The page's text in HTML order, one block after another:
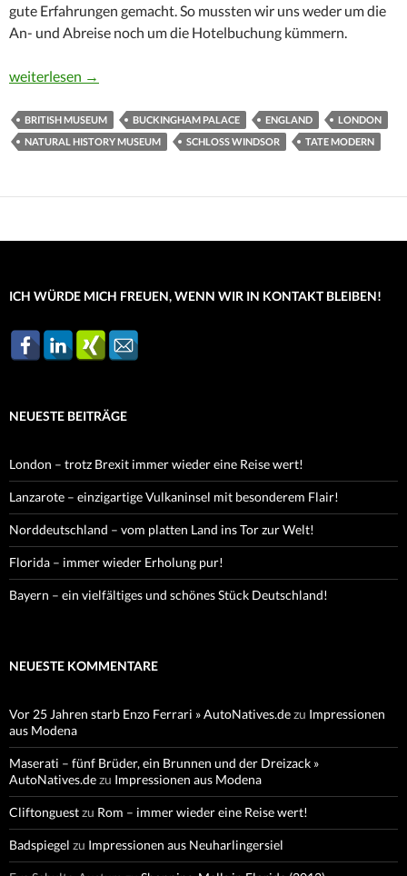
gute Erfahrungen gemacht. So mussten wir uns weder um die
An- und Abreise noch um die Hotelbuchung kümmern.
London – trotz Brexit immer wieder eine Reise wert!
weiterlesen →
BRITISH MUSEUM BUCKINGHAM PALACE ENGLAND
LONDON
NATURAL HISTORY MUSEUM
SCHLOSS WINDSOR TATE MODERN
ICH WÜRDE MICH FREUEN, WENN WIR IN KONTAKT BLEIBEN!
NEUESTE BEITRÄGE
London – trotz Brexit immer wieder eine Reise wert!
Lanzarote – einzigartige Vulkaninsel mit besonderem Flair!
Norddeutschland – vom platten Land ins Tor zur Welt!
Florida – immer wieder Erholung pur!
Bayern – ein vielfältiges und schönes Stück Deutschland!
NEUESTE KOMMENTARE
Vor 25 Jahren starb Enzo Ferrari » AutoNatives.dezu Impressionen
aus Modena
Maserati – fünf Brüder, ein Brunnen und der Dreizack »
AutoNatives.dezu Impressionen aus Modena
Cliftonguestzu Rom – immer wieder eine Reise wert!
Badspiegel zu Impressionen aus Neuharlingersiel